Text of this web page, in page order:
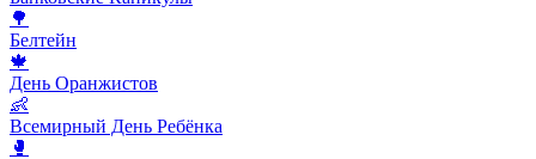
🌳
Белтейн
🍁
День Оранжистов
👶
Всемирный День Ребёнка
🥊